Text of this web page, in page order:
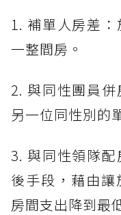
1. 補單人房差
一整間房。
2. 與同性團員
另一位同性別的
3. 與同性領隊
後手段，藉由
房間支出降到最